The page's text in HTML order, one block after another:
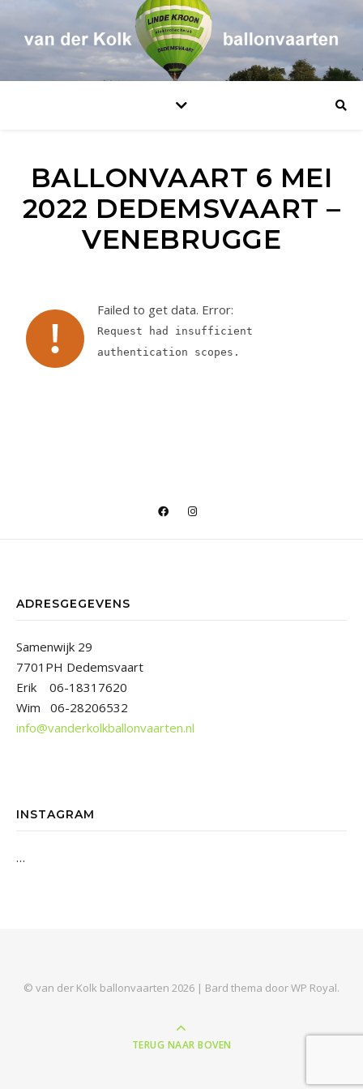
BALLONVAART 6 MEI
2022 DEDEMSVAART –
VENEBRUGGE
Failed to get data. Error:
Request had insufficient
authentication scopes.
ADRESGEGEVENS
Samenwijk 29
7701PH Dedemsvaart
Erik 06-18317620
Wim 06-28206532
info@vanderkolkballonvaarten.nl
INSTAGRAM
…
© van der Kolk ballonvaarten 2026 | Bard thema doorWP Royal.
TERUG NAAR BOVEN